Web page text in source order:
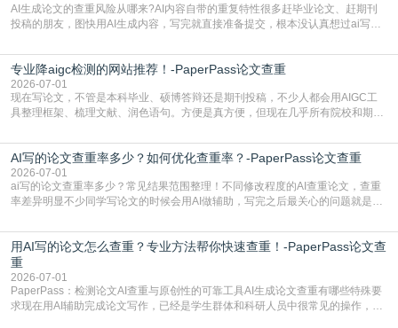
AI生成论文的查重风险从哪来?AI内容自带的重复特性很多赶毕业论文、赶期刊
投稿的朋友，图快用AI生成内容，写完就直接准备提交，根本没认真想过ai写论
自带不可忽视的查重风险。AI训练依赖海量公开的文本数据，生成内容本质是基
于训练数据的概率拼接，不是从零开始的原创创作。生成过程中，很容易复用已
有的高频公共表述，甚至直接拼接已经公开
专业降aigc检测的网站推荐！-PaperPass论文查重
2026-07-01
现在写论文，不管是本科毕业、硕博答辩还是期刊投稿，不少人都会用AIGC工
具整理框架、梳理文献、润色语句。方便是真方便，但现在几乎所有院校和期刊
五遍还是过不了预检测的大有人在，这时候，找到靠谱的降AIGC检测率的网
站，就能少走好多弯路。PaperPass：守护学术原创性的智能伙伴AIGC生成内
容的学术合规痛点去年帮一个本科师弟改
AI写的论文查重率多少？如何优化查重率？-PaperPass论文查重
2026-07-01
ai写的论文查重率多少？常见结果范围整理！不同修改程度的AI查重论文，查重
率差异明显不少同学写论文的时候会用AI做辅助，写完之后最关心的问题就是ai
实际情况和大家想的不太一样。AI训练依赖海量公开学术文献、网络内容，生成
内容本质是按照语义概率拼接已有内容，很容易和已发布的作品撞重复，甚至会
直接引用整段已有内容，所以查重率偏高是
用AI写的论文怎么查重？专业方法帮你快速查重！-PaperPass论文查
重
2026-07-01
PaperPass：检测论文AI查重与原创性的可靠工具AI生成论文查重有哪些特殊要
求现在用AI辅助完成论文写作，已经是学生群体和科研人员中很常见的操作，不